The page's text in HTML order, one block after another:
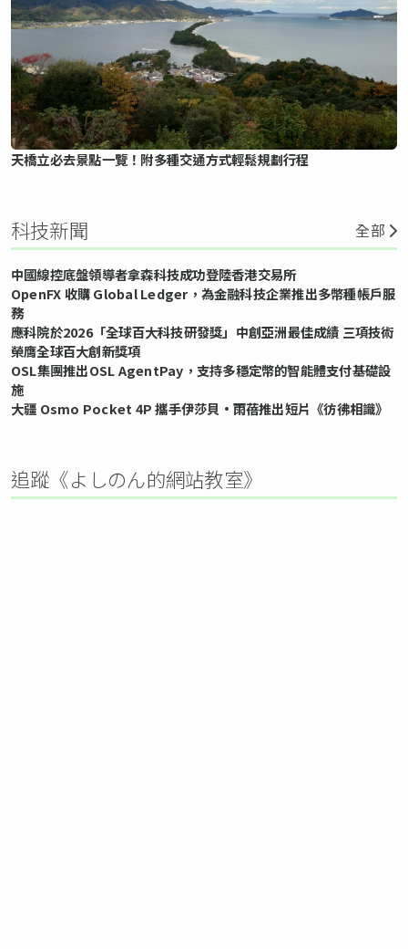
天橋立必去景點一覽！附多種交通方式輕鬆規劃行程
科技新聞 全部
中國線控底盤領導者拿森科技成功登陸香港交易所
OpenFX 收購 Global Ledger，為金融科技企業推出多幣種帳戶服
務
應科院於2026「全球百大科技研發獎」中創亞洲最佳成績 三項技術
榮膺全球百大創新獎項
OSL集團推出OSL AgentPay，支持多穩定幣的智能體支付基礎設
施
大疆 Osmo Pocket 4P 攜手伊莎貝•雨蓓推出短片《彷彿相識》
追蹤《よしのん的網站教室》